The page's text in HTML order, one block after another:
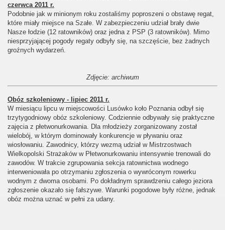
czerwca 2011 r.
Podobnie jak w minionym roku zostaliśmy poproszeni o obstawę regat,
które miały miejsce na Szałe. W zabezpieczeniu udział brały dwie
Nasze łodzie (12 ratowników) oraz jedna z PSP (3 ratowników). Mimo
niesprzyjającej pogody regaty odbyły się, na szczęście, bez żadnych
groźnych wydarzeń.
Zdjęcie: archiwum
Obóz szkoleniowy - lipiec 2011 r.
W miesiącu lipcu w miejscowości Lusówko koło Poznania odbył się
trzytygodniowy obóz szkoleniowy. Codziennie odbywały się praktyczne
zajęcia z płetwonurkowania. Dla młodzieży zorganizowany został
wielobój, w którym dominowały konkurencje w pływaniu oraz
wiosłowaniu. Zawodnicy, którzy wezmą udział w Mistrzostwach
Wielkopolski Strażaków w Płetwonurkowaniu intensywnie trenowali do
zawodów. W trakcie zgrupowania sekcja ratownictwa wodnego
interweniowała po otrzymaniu zgłoszenia o wywróconym rowerku
wodnym z dwoma osobami. Po dokładnym sprawdzeniu całego jeziora
zgłoszenie okazało się fałszywe. Warunki pogodowe były różne, jednak
obóz można uznać w pełni za udany.